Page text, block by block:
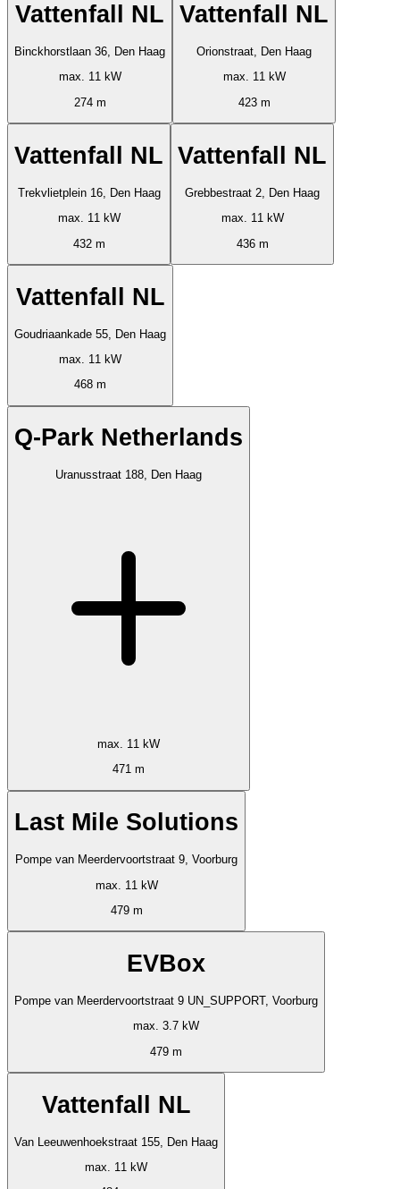
Vattenfall NL
Binckhorstlaan 36, Den Haag
max. 11 kW
274 m
Vattenfall NL
Orionstraat, Den Haag
max. 11 kW
423 m
Vattenfall NL
Trekvlietplein 16, Den Haag
max. 11 kW
432 m
Vattenfall NL
Grebbestraat 2, Den Haag
max. 11 kW
436 m
Vattenfall NL
Goudriaankade 55, Den Haag
max. 11 kW
468 m
Q-Park Netherlands
Uranusstraat 188, Den Haag
max. 11 kW
471 m
Last Mile Solutions
Pompe van Meerdervoortstraat 9, Voorburg
max. 11 kW
479 m
EVBox
Pompe van Meerdervoortstraat 9 UN_SUPPORT, Voorburg
max. 3.7 kW
479 m
Vattenfall NL
Van Leeuwenhoekstraat 155, Den Haag
max. 11 kW